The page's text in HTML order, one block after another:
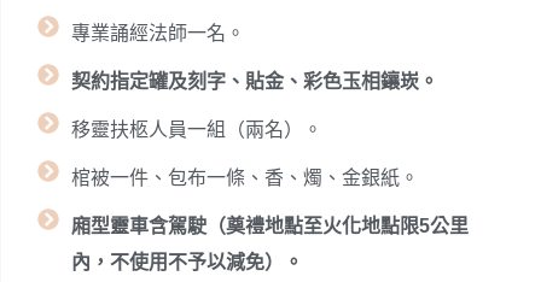
專業誦經法師一名。
契約指定罐及刻字、貼金、彩色玉相鑲崁。
移靈扶柩人員一組（兩名）。
棺被一件、包布一條、香、燭、金銀紙。
廂型靈車含駕駛（奠禮地點至火化地點限5公里
內，不使用不予以減免）。